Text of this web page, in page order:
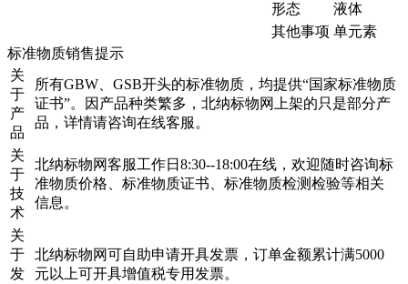
形态
液体
其他事项 单元素
标准物质销售提示
关
于
产
品
所有GBW、GSB开头的标准物质，均提供“国家标准物质
证书”。因产品种类繁多，北纳标物网上架的只是部分产
品，详情请咨询在线客服。
关
于
技
术
北纳标物网客服工作日8:30--18:00在线，欢迎随时咨询标
准物质价格、标准物质证书、标准物质检测检验等相关
信息。
关
于
发
北纳标物网可自助申请开具发票，订单金额累计满5000
元以上可开具增值税专用发票。